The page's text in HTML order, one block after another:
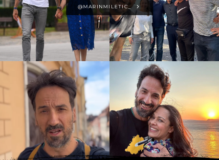
@MARINMILETIC_